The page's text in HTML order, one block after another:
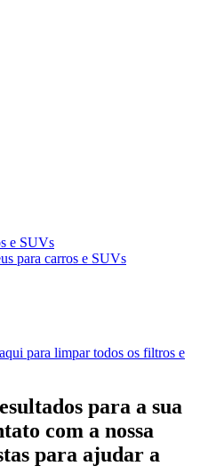
e SUVs
para carros e SUVs
para limpar todos os filtros e
para a sua
com a nossa
para ajudar a